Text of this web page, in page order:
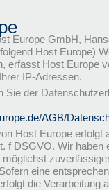
Europe GmbH,
Host Europe)
erfasst Host Europe
IP-Adressen.
Sie der
AGB/
Host Europe erfolgt
f DSGVO. Wir haben
möglichst
eine
die Verarbeitung